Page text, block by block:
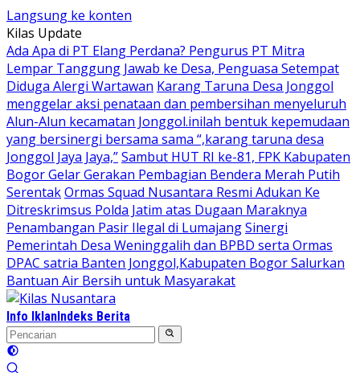
Langsung ke konten
Kilas Update
Ada Apa di PT Elang Perdana? Pengurus PT Mitra
Lempar Tanggung Jawab ke Desa, Penguasa Setempat
Diduga Alergi Wartawan Karang Taruna Desa Jonggol
menggelar aksi penataan dan pembersihan menyeluruh
Alun-Alun kecamatan Jonggol.inilah bentuk kepemudaan
yang bersinergi bersama sama “,karang taruna desa
Jonggol Jaya Jaya,”Sambut HUT RI ke-81, FPK Kabupaten
Bogor Gelar Gerakan Pembagian Bendera Merah Putih
SerentakOrmas Squad Nusantara Resmi Adukan Ke
Ditreskrimsus Polda Jatim atas Dugaan Maraknya
Penambangan Pasir Ilegal di LumajangSinergi
Pemerintah Desa Weninggalih dan BPBD serta Ormas
DPAC satria Banten Jonggol,Kabupaten Bogor Salurkan
Bantuan Air Bersih untuk Masyarakat
Info IklanIndeks Berita